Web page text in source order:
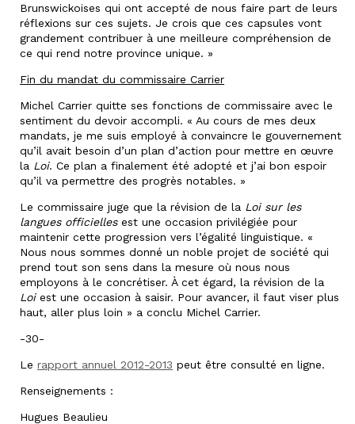
Brunswickoises qui ont accepté de nous faire part de leurs
réflexions sur ces sujets. Je crois que ces capsules vont
grandement contribuer à une meilleure compréhension de
ce qui rend notre province unique. »
Fin du mandat du commissaire Carrier
Michel Carrier quitte ses fonctions de commissaire avec le
sentiment du devoir accompli. « Au cours de mes deux
mandats, je me suis employé à convaincre le gouvernement
qu’il avait besoin d’un plan d’action pour mettre en œuvre
la Loi. Ce plan a finalement été adopté et j’ai bon espoir
qu’il va permettre des progrès notables. »
Le commissaire juge que la révision de la Loi sur les
langues officiellesest une occasion privilégiée pour
maintenir cette progression vers l’égalité linguistique. «
Nous nous sommes donné un noble projet de société qui
prend tout son sens dans la mesure où nous nous
employons à le concrétiser. À cet égard, la révision de la
Loi est une occasion à saisir. Pour avancer, il faut viser plus
haut, aller plus loin » a conclu Michel Carrier.
-30-
Le rapport annuel 2012-2013 peut être consulté en ligne.
Renseignements :
Hugues Beaulieu